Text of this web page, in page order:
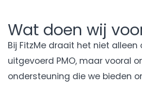
Wat doen wij
Bij FitzMe draait het niet alleen
uitgevoerd PMO, maar vooral
ondersteuning die we bieden